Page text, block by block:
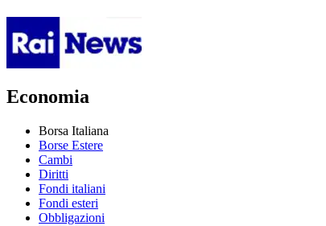
Economia
Borsa Italiana
Borse Estere
Cambi
Diritti
Fondi italiani
Fondi esteri
Obbligazioni